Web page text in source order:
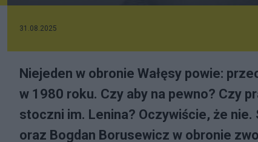
31.08.2025
Niejeden w obronie Wałęsy powie:
w 1980 roku. Czy aby na pewno? Czy
stoczni im. Lenina? Oczywiście, że
oraz Bogdan Borusewicz w obronie